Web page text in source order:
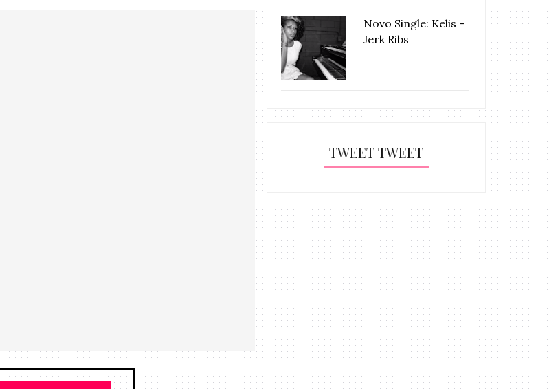
Novo Single: Kelis -
Jerk Ribs
TWEET TWEET